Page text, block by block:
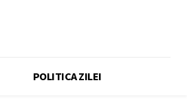
POLITICA ZILEI